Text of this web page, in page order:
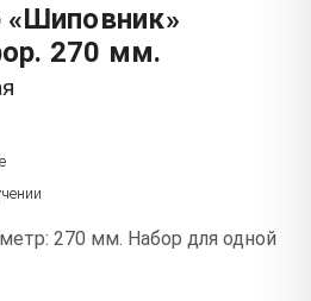
«Шиповник»
270 мм.
270 мм. Набор для одной